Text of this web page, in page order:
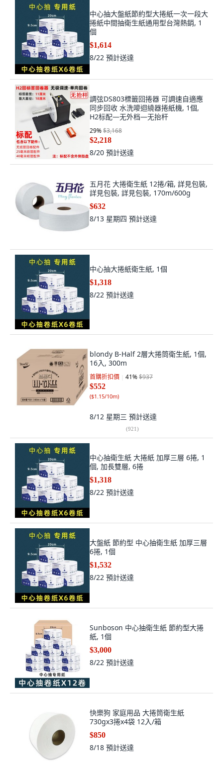
中心抽大盤紙節約型大捲紙一次一段大
捲紙中間抽衛生紙通用型台灣熱銷, 1
個
$1,614
8/22 預計送達
調弦DS803標籤回捲器 可調速自適應
同步回收 水洗嘜迴繞器捲紙機, 1個,
H2标配—无外档—无抬杆
29%$3,168
$2,218
8/20 預計送達
五月花 大捲衛生紙 12捲/箱, 詳見包裝,
詳見包裝, 詳見包裝, 170m/600g
$632
8/13 星期四 預計送達
中心抽大捲紙衛生紙, 1個
$1,318
8/22 預計送達
blondy B-Half 2層大捲筒衛生紙, 1個,
16入, 300m
首購折扣價 41%$937
$552
($1.15/10m)
8/12 星期三 預計送達
(921)
中心抽衛生紙 大捲紙 加厚三層 6捲, 1
個, 加長雙層, 6捲
$1,318
8/22 預計送達
大盤紙 節約型 中心抽衛生紙 加厚三層
6捲, 1個
$1,532
8/22 預計送達
Sunboson 中心抽衛生紙 節約型大捲
紙, 1個
$3,000
8/22 預計送達
快樂狗 家庭用品 大捲筒衛生紙
730gx3捲x4袋 12入/箱
$850
8/18 預計送達